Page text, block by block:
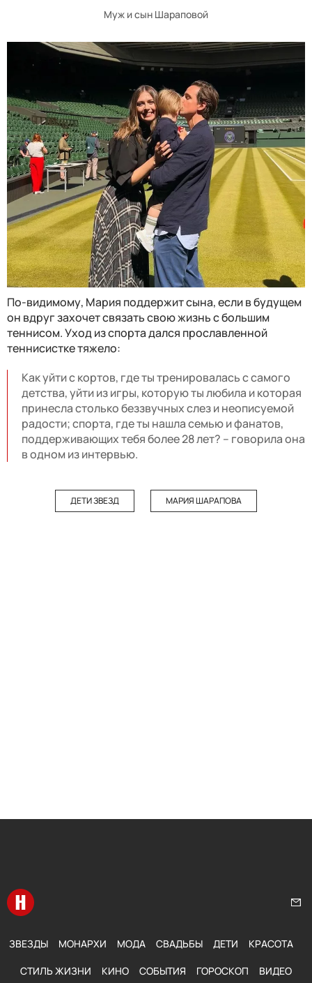
Муж и сын Шараповой
По-видимому, Мария поддержит сына, если в будущем
он вдруг захочет связать свою жизнь с большим
теннисом. Уход из спорта дался прославленной
теннисистке тяжело:
Как уйти с кортов, где ты тренировалась с самого
детства, уйти из игры, которую ты любила и которая
принесла столько беззвучных слез и неописуемой
радости; спорта, где ты нашла семью и фанатов,
поддерживающих тебя более 28 лет? – говорила она
в одном из интервью.
ДЕТИ ЗВЕЗД МАРИЯ ШАРАПОВА
Перейти на главную
ЗВЕЗДЫ МОНАРХИ МОДА СВАДЬБЫ ДЕТИ КРАСОТА
СТИЛЬ ЖИЗНИ КИНО СОБЫТИЯ ГОРОСКОП ВИДЕО